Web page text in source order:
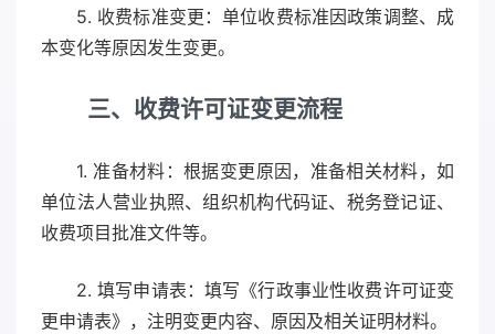
5. 收费标准变更：单位收费标准因政策调整、成
本变化等原因发生变更。
三、收费许可证变更流程
1. 准备材料：根据变更原因，准备相关材料，如
单位法人营业执照、组织机构代码证、税务登记证、
收费项目批准文件等。
2. 填写申请表：填写《行政事业性收费许可证变
更申请表》，注明变更内容、原因及相关证明材料。